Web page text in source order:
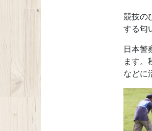
競技の
する匂
日本警
ます。
などに